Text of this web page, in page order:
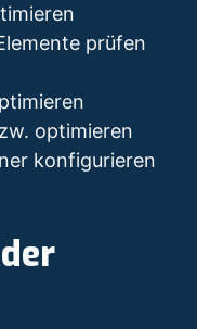
prüfen
optimieren
konfigurieren